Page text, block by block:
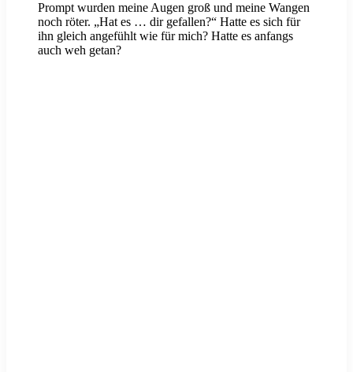
Prompt wurden meine Augen groß und meine Wangen
noch röter. „Hat es … dir gefallen?“ Hatte es sich für
ihn gleich angefühlt wie für mich? Hatte es anfangs
auch weh getan?